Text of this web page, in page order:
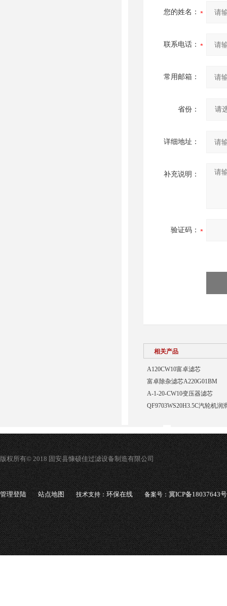
您的姓名：
联系电话：
常用邮箱：
省份：
详细地址：
补充说明：
验证码：
相关产品
A120CW10富卓滤芯
富卓除杂滤芯A220G01BM
A-1-20-CW10变压器滤芯
QF9703WS20H3.5C汽轮机润
版权所有© 2018 固安县慷硕佳过滤设备制造有限公司
管理登陆 站点地图 技术支持：环保在线 备案号：冀ICP备18037643